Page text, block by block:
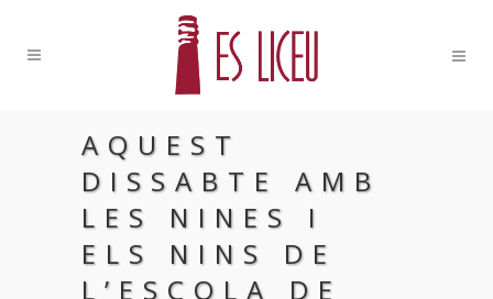
AQUEST
DISSABTE AMB
LES NINES I
ELS NINS DE
L’ESCOLA DE